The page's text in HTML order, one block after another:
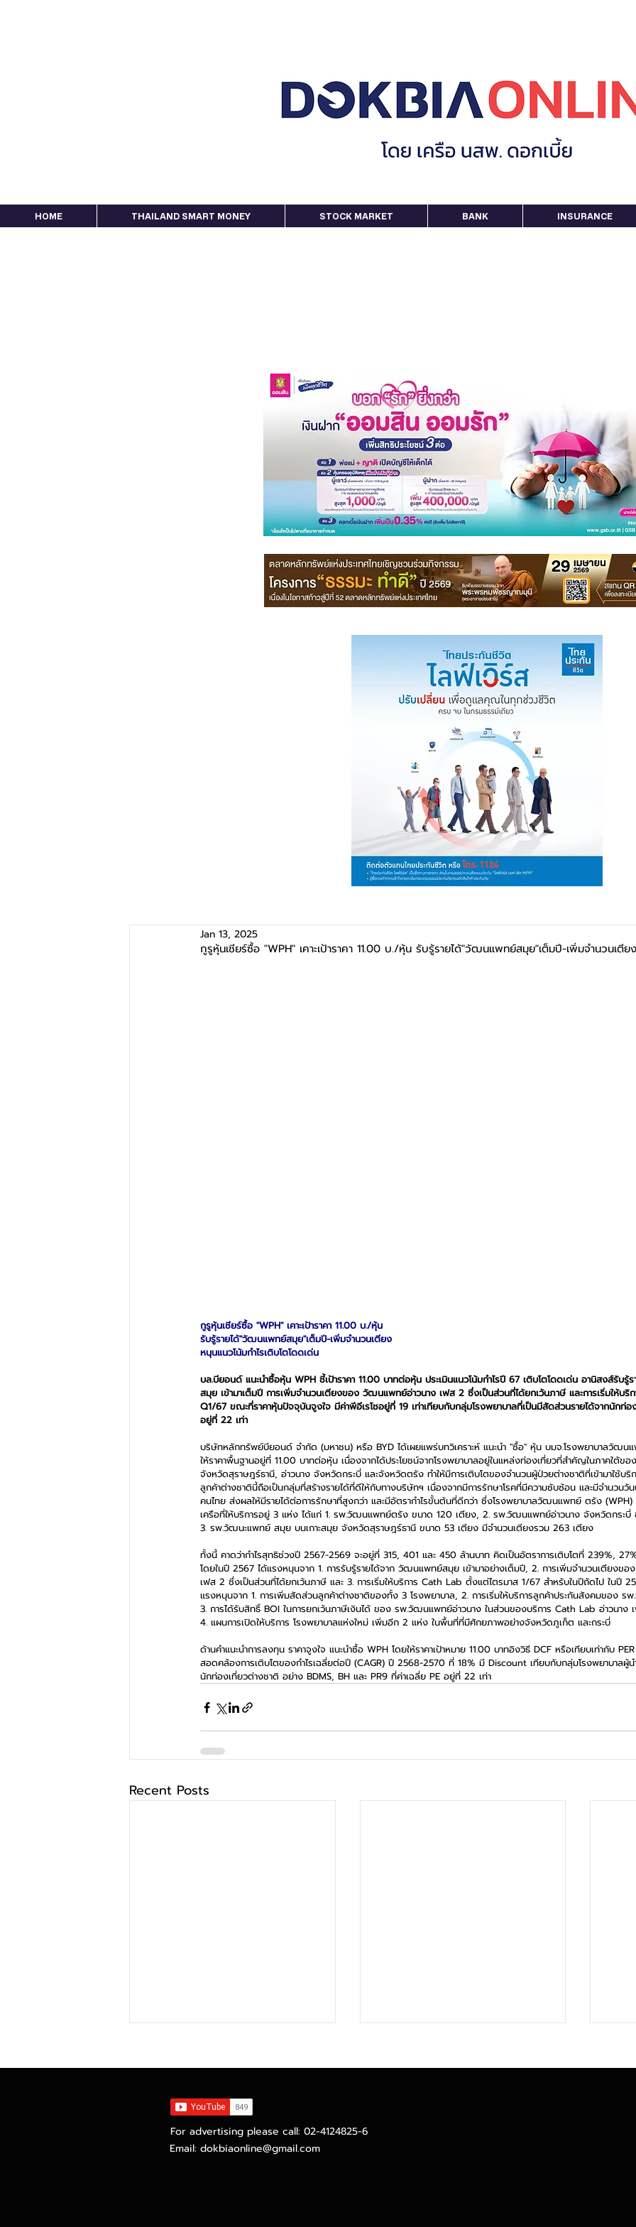
HOME THAILAND SMART MONEY STOCK MARKET BANK INSURANCE
กูรูหุ้นเชียร์ซื้อ "WPH" เคาะเป้าราคา 11.00 บ./หุ้น รับรู้รายได้"วัฒนแพทย์สมุย"เต็มปี-เพิ่มจำนวนเตียง
Jan 13, 2025
กูรูหุ้นเชียร์ซื้อ "WPH" เคาะเป้าราคา 11.00 บ./หุ้น
รับรู้รายได้"วัฒนแพทย์สมุย"เต็มปี-เพิ่มจำนวนเตียง
หนุนแนวโน้มกำไรเติบโตโดดเด่น
บล.บียอนด์ แนะนำซื้อหุ้น WPH ชี้เป้าราคา 11.00 บาทต่อหุ้น ประเมินแนวโน้มกำไรปี 67 เติบโตโดดเด่น อานิสงส์รับ
สมุย เข้ามาเต็มปี การเพิ่มจำนวนเตียงของ วัฒนแพทย์อ่าวนาง เฟส 2 ซึ่งเป็นส่วนที่ได้ยกเว้นภาษี และการเริ่มให้
Q1/67 ขณะที่ราคาหุ้นปัจจุบันจูงใจ มีค่าพีอีเรโชอยู่ที่ 19 เท่าเทียบกับกลุ่มโรงพยาบาลที่เป็นมีสัดส่วนรายได้จากนักท่อ
อยู่ที่ 22 เท่า
บริษัทหลักทรัพย์บียอนด์ จํากัด (มหาชน) หรือ BYD ได้เผยแพร่บทวิเคราะห์ แนะนำ "ซื้อ" หุ้น บมจ.โรงพยาบาลวัฒ
ให้ราคาพื้นฐานอยู่ที่ 11.00 บาทต่อหุ้น เนื่องจากได้ประโยชน์จากโรงพยาบาลอยู่ในแหล่งท่องเที่ยวที่สำคัญในภาคใต้ขอ
จังหวัดสุราษฎร์ธานี, อ่าวนาง จังหวัดกระบี่ และจังหวัดตรัง ทำให้มีการเติบโตของจำนวนผู้ป่วยต่างชาติที่เข้ามาใช้บริ
ลูกค้าต่างชาตินี้ถือเป็นกลุ่มที่สร้างรายได้ที่ดีให้กับทางบริษัทฯ เนื่องจากมีการรักษาโรคที่มีความซับซ้อน และมีจำนวนวั
คนไทย ส่งผลให้มีรายได้ต่อการรักษาที่สูงกว่า และมีอัตรากำไรขั้นต้นที่ดีกว่า ซึ่งโรงพยาบาลวัฒนแพทย์ ตรัง (WPH)
เครือที่ให้บริการอยู่ 3 แห่ง ได้แก่ 1. รพ.วัฒนแพทย์ตรัง ขนาด 120 เตียง, 2. รพ.วัฒนแพทย์อ่าวนาง จังหวัดกระ
3. รพ.วัฒนะแพทย์ สมุย บนเกาะสมุย จังหวัดสุราษฎร์ธานี ขนาด 53 เตียง มีจำนวนเตียงรวม 263 เตียง
ทั้งนี้ คาดว่ากำไรสุทธิช่วงปี 2567-2569 จะอยู่ที่ 315, 401 และ 450 ล้านบาท คิดเป็นอัตราการเติบโตที่ 239%,
โดยในปี 2567 ได้แรงหนุนจาก 1. การรับรู้รายได้จาก วัฒนแพทย์สมุย เข้ามาอย่างเต็มปี, 2. การเพิ่มจำนวนเตียง
เฟส 2 ซึ่งเป็นส่วนที่ได้ยกเว้นภาษี และ 3. การเริ่มให้บริการ Cath Lab ตั้งแต่ไตรมาส 1/67 สำหรับในปีถัดไป ในปี
แรงหนุนจาก 1. การเพิ่มสัดส่วนลูกค้าต่างชาติของทั้ง 3 โรงพยาบาล, 2. การเริ่มให้บริการลูกค้าประกันสังคมของ
3. การได้รับสิทธิ์ BOI ในการยกเว้นภาษีเงินได้ ของ รพ.วัฒนแพทย์อ่าวนาง ในส่วนของบริการ Cath Lab อ่าวนาง
4. แผนการเปิดให้บริการ โรงพยาบาลแห่งใหม่ เพิ่มอีก 2 แห่ง ในพื้นที่ที่มีศักยภาพอย่างจังหวัดภูเก็ต และกระบี่
ด้านคำแนะนำการลงทุน ราคาจูงใจ แนะนำซื้อ WPH โดยให้ราคาเป้าหมาย 11.00 บาทอิงวิธี DCF หรือเทียบเท่ากับ
สอดคล้องการเติบโตของกำไรเฉลี่ยต่อปี (CAGR) ปี 2568-2570 ที่ 18% มี Discount เทียบกับกลุ่มโรงพยาบาลผู้น
นักท่องเที่ยวต่างชาติ อย่าง BDMS, BH และ PR9 ที่ค่าเฉลี่ย PE อยู่ที่ 22 เท่า
Recent Posts
For advertising please call: 02-4124825-6
Email: dokbiaonline@gmail.com